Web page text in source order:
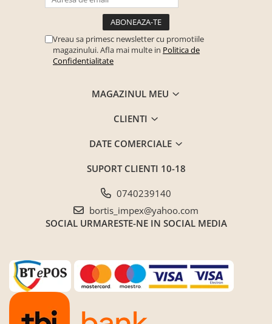
Vreau sa primesc newsletter cu promotiile
magazinului. Afla mai multe in Politica de
Confidentialitate
MAGAZINUL MEU
CLIENTI
DATE COMERCIALE
SUPORT CLIENTI 10-18
0740239140
bortis_impex@yahoo.com
SOCIAL URMARESTE-NE IN SOCIAL MEDIA